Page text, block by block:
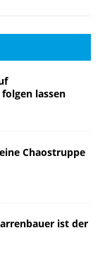
lassen
Chaostruppe
ist der